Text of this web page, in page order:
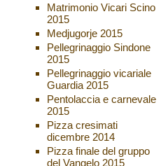
Matrimonio Vicari Scino
2015
Medjugorje 2015
Pellegrinaggio Sindone
2015
Pellegrinaggio vicariale
Guardia 2015
Pentolaccia e carnevale
2015
Pizza cresimati
dicembre 2014
Pizza finale del gruppo
del Vangelo 2015